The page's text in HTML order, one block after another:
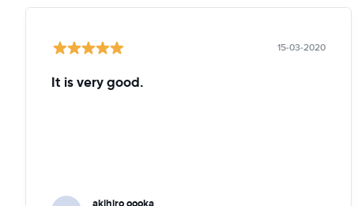
15-03-2020
It is very good.